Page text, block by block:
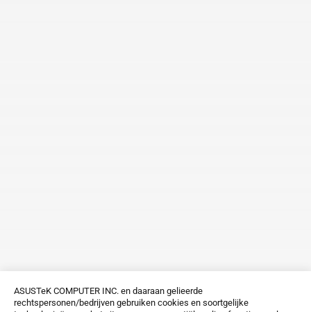
ASUSTeK COMPUTER INC. en daaraan gelieerde
rechtspersonen/bedrijven gebruiken cookies en soortgelijke